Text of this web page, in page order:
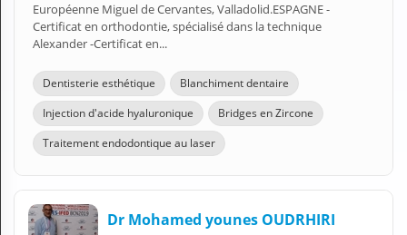
Européenne Miguel de Cervantes, Valladolid.ESPAGNE -
Certificat en orthodontie, spécialisé dans la technique
Alexander -Certificat en...
Dentisterie esthétique
Blanchiment dentaire
Injection d'acide hyaluronique
Bridges en Zircone
Traitement endodontique au laser
Dr Mohamed younes OUDRHIRI